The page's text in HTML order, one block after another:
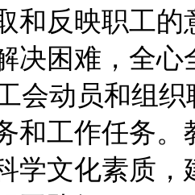
和反映职工
决困难，全心
会动员和组
和工作任务
学文化素质